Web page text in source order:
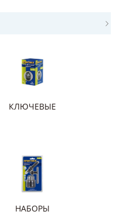
КЛЮЧЕВЫЕ
НАБОРЫ